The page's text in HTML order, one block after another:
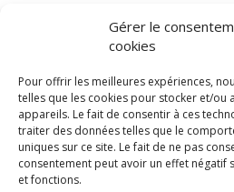
Gérer le
cookies
Pour offrir les meilleures expériences,
telles que les cookies pour stocker et/ou
appareils. Le fait de consentir à ces
traiter des données telles que le
uniques sur ce site. Le fait de ne pas
consentement peut avoir un effet négatif
et fonctions.
© LexCase